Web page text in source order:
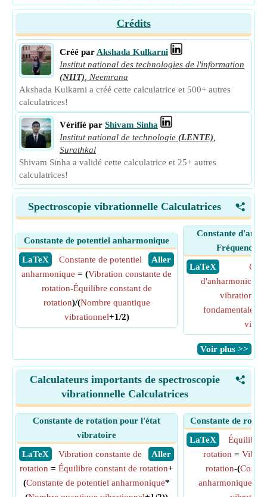
Crédits
Créé par Akshada Kulkarni
Institut national des technologies de l'information
(NIIT)
Neemrana
Akshada Kulkarni a créé cette calculatrice et 500+ autres
calculatrices!
Vérifié par Shivam Sinha
Institut national de technologie (LENTE)
Surathkal
Shivam Sinha a validé cette calculatrice et 25+ autres
calculatrices!
<
Spectroscopie vibrationnelle Calculatrices
Constante de potentiel anharmonique
​ LaTeX
​ Aller
Constante de potentiel
anharmonique = (Vibration constante de
rotation-Équilibre constant de
rotation)/(Nombre quantique
vibrationnel+1/2)
Constante
Fréquence
​ LaTeX
d'anharmonicité
vibrations
fondamentale
​Voir plus >>
<
Calculateurs importants de spectroscopie
vibrationnelle Calculatrices
Constante de rotation pour l'état
vibratoire
​ LaTeX
​ Aller
Vibration constante de
rotation = Équilibre constant de rotation+
(Constante de potentiel anharmonique*
Constante de
​ LaTeX
Équilibre
rotation =
rotation-(
anharmonique